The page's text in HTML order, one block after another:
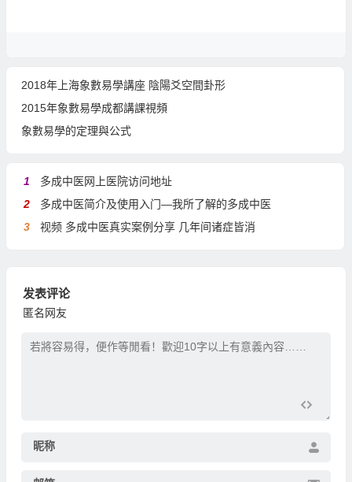
2018年上海象數易學講座 陰陽爻空間卦形
2015年象數易學成都講課視頻
象數易學的定理與公式
1
多成中医网上医院访问地址
2
多成中医简介及使用入门—我所了解的多成中医
3
视频 多成中医真实案例分享 几年间诸症皆消
发表评论
匿名网友
昵称